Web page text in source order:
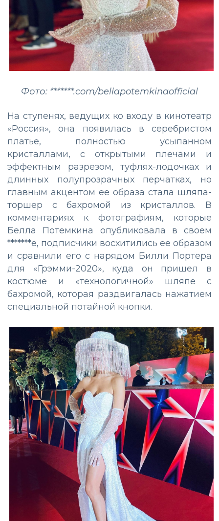
Фото: *******.com/bellapotemkinaofficial
На ступенях, ведущих ко входу в кинотеатр
«Россия», она появилась в серебристом
платье, полностью усыпанном
кристаллами, с открытыми плечами и
эффектным разрезом, туфлях-лодочках и
длинных полупрозрачных перчатках, но
главным акцентом ее образа стала шляпа-
торшер с бахромой из кристаллов. В
комментариях к фотографиям, которые
Белла Потемкина опубликовала в своем
*******е, подписчики восхитились ее образом
и сравнили его с нарядом Билли Портера
для «Грэмми-2020», куда он пришел в
костюме и «технологичной» шляпе с
бахромой, которая раздвигалась нажатием
специальной потайной кнопки.